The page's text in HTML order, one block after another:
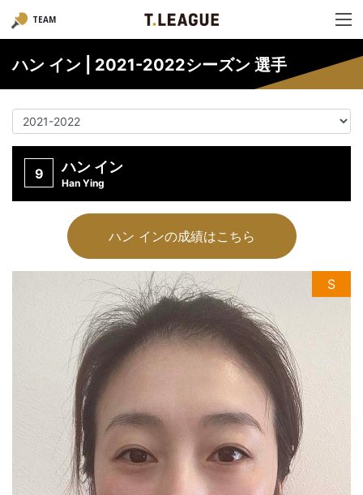
TEAM
ハン イン | 2021-2022シーズン 選手
9 ハン イン
Han Ying
ハン インの成績はこちら
S